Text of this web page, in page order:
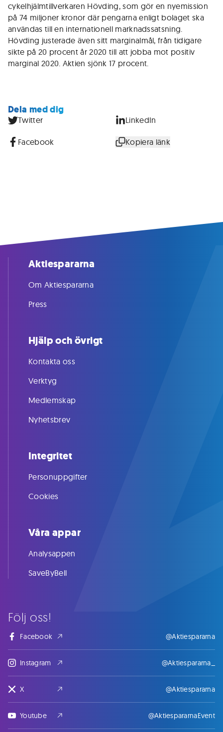
cykelhjälmtillverkaren Hövding, som gör en nyemission
på 74 miljoner kronor där pengarna enligt bolaget ska
användas till en internationell marknadssatsning.
Hövding justerade även sitt marginalmål, från tidigare
sikte på 20 procent år 2020 till att jobba mot positiv
marginal 2020. Aktien sjönk 17 procent.
Dela med dig
Twitter LinkedIn
Facebook Kopiera länk
Följ oss!
Facebook @Aktiespararna
Instagram @Aktiespararna_
X @Aktiespararna
Youtube @AktiespararnaEvent
Aktiespararna
Om Aktiespararna
Press
Hjälp och övrigt
Kontakta oss
Verktyg
Medlemskap
Nyhetsbrev
Integritet
Personuppgifter
Cookies
Våra appar
Analysappen
SaveByBell